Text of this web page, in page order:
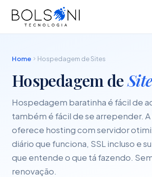
Home Hospedagem de Sites
Hospedagem de
Hospedagem baratinha é fácil de
também é fácil de se arrepender.
oferece hosting com servidor
diário que funciona, SSL incluso e
que entende o que tá fazendo.
renovação.